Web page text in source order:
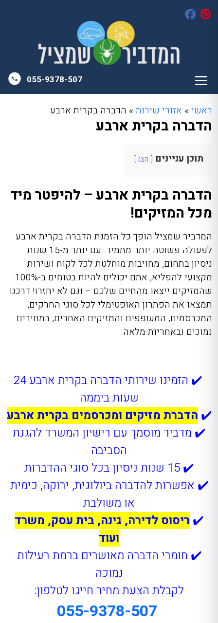
055-9378-507
ראשי » אזורי שירות» הדברה בקרית ארבע
הדברה בקרית ארבע
תוכן עניינים הצג
הדברה בקרית ארבע – להיפטר מיד
מכל המזיקים!
המדביר שמציל הופך כל הזמנת הדברה בקרית ארבע
לפעולה פשוטה יותר מתמיד. עם יותר מ-15 שנות
ניסיון בתחום, מחויבות מוחלטת לכל לקוח ושירות
מקצועי להפליא, אתם יכולים להיות בטוחים ב-100%
שהמזיקים ייצאו מהחיים שלכם – וגם לא יחזרו! דרכנו
תמצאו את הפתרון האופטימלי לכל סוגי החרקים,
המכרסמים, המעופפים והמזיקים האחרים, במחירים
נמוכים ובאחריות מלאה.
✔️ הזמינו שירותי הדברה בקרית ארבע 24
שעות ביממה
✔️ הדברת מזיקים ומכרסמים בקרית ארבע
✔️ מדביר מוסמך עם רישיון המשרד להגנת
הסביבה
✔️ 15 שנות ניסיון בכל סוגי ההדברות
✔️ אפשרות להדברה ביולוגית, ירוקה, כימית
או משולבת
✔️ ריסוס לדירה, גינה, בית עסק, משרד
ועוד
✔️ חומרי הדברה מאושרים ברמת רעילות
נמוכה
לקבלת הצעת מחיר חייגו לטלפון:
055-9378-507